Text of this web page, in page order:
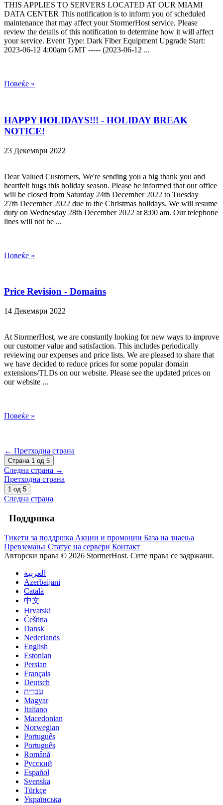
THIS APPLIES TO SERVERS LOCATED AT OUR MIAMI
DATA CENTER This notification is to inform you of scheduled
maintenance that may affect your StormerHost service. Please
review the details of this notification to determine how it will affect
your service. Event Type: Dark Fiber Equipment Upgrade Start:
2023-06-12 4:00am GMT ----- (2023-06-12 ...
Повеќе »
HAPPY HOLIDAYS!!! - HOLIDAY BREAK
NOTICE!
23 Декември 2022
Dear Valued Customers, We're sending you a big thank you and
heartfelt hugs this holiday season. Please be informed that our office
will be closed from Saturday 24th December 2022 to Tuesday
27th December 2022 due to the Christmas holidays. We will resume
duty on Wednesday 28th December 2022 at 8:00 am. Our telephone
lines will not be ...
Повеќе »
Price Revision - Domains
14 Декември 2022
At StormerHost, we are constantly looking for new ways to improve
our customer value and satisfaction. This includes periodically
reviewing our expenses and price lists. We are pleased to share that
we have decided to reduce prices for some popular domain
extensions/TLDs on our website. Please see the updated prices on
our website ...
Повеќе »
← Претходна страна
Страна 1 од 5
Следна страна →
Претходна страна
1 од 5
Следна страна
Поддршка
Тикети за поддршка Акции и промоции База на знаења
Превземања Статус на сервери Контакт
Авторски права © 2026 StormerHost. Сите права се задржани.
العربية
Azerbaijani
Català
中文
Hrvatski
Čeština
Dansk
Nederlands
English
Estonian
Persian
Français
Deutsch
עברית
Magyar
Italiano
Macedonian
Norwegian
Português
Português
Română
Русский
Español
Svenska
Türkçe
Українська